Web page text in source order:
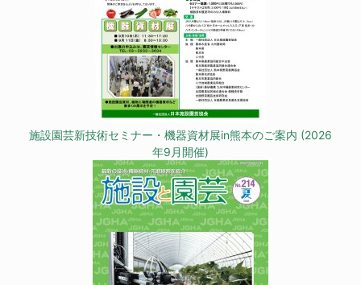
施設園芸新技術セミナー・機器資材展in熊本のご案内 (2026
年9月開催)